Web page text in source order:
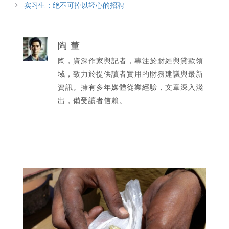
实习生：绝不可掉以轻心的招聘
陶 董
陶，資深作家與記者，專注於財經與貸款領
域，致力於提供讀者實用的財務建議與最新
資訊。擁有多年媒體從業經驗，文章深入淺
出，備受讀者信賴。